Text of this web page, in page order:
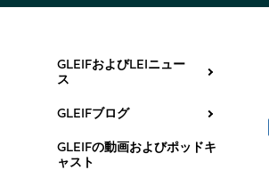
GLEIFおよびLEIニュー
ス
GLEIFブログ
GLEIFの動画およびポッドキ
ャスト